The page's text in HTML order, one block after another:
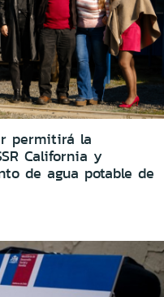
permitirá la
California y
de agua potable de